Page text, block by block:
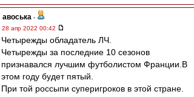
авоська -
28 апр 2022 00:42
Четырежды обладатель ЛЧ.
Четырежды за последние 10 сезонов
признавался лучшим футболистом Франции.В
этом году будет пятый.
При той россыпи суперигроков в этой стране.